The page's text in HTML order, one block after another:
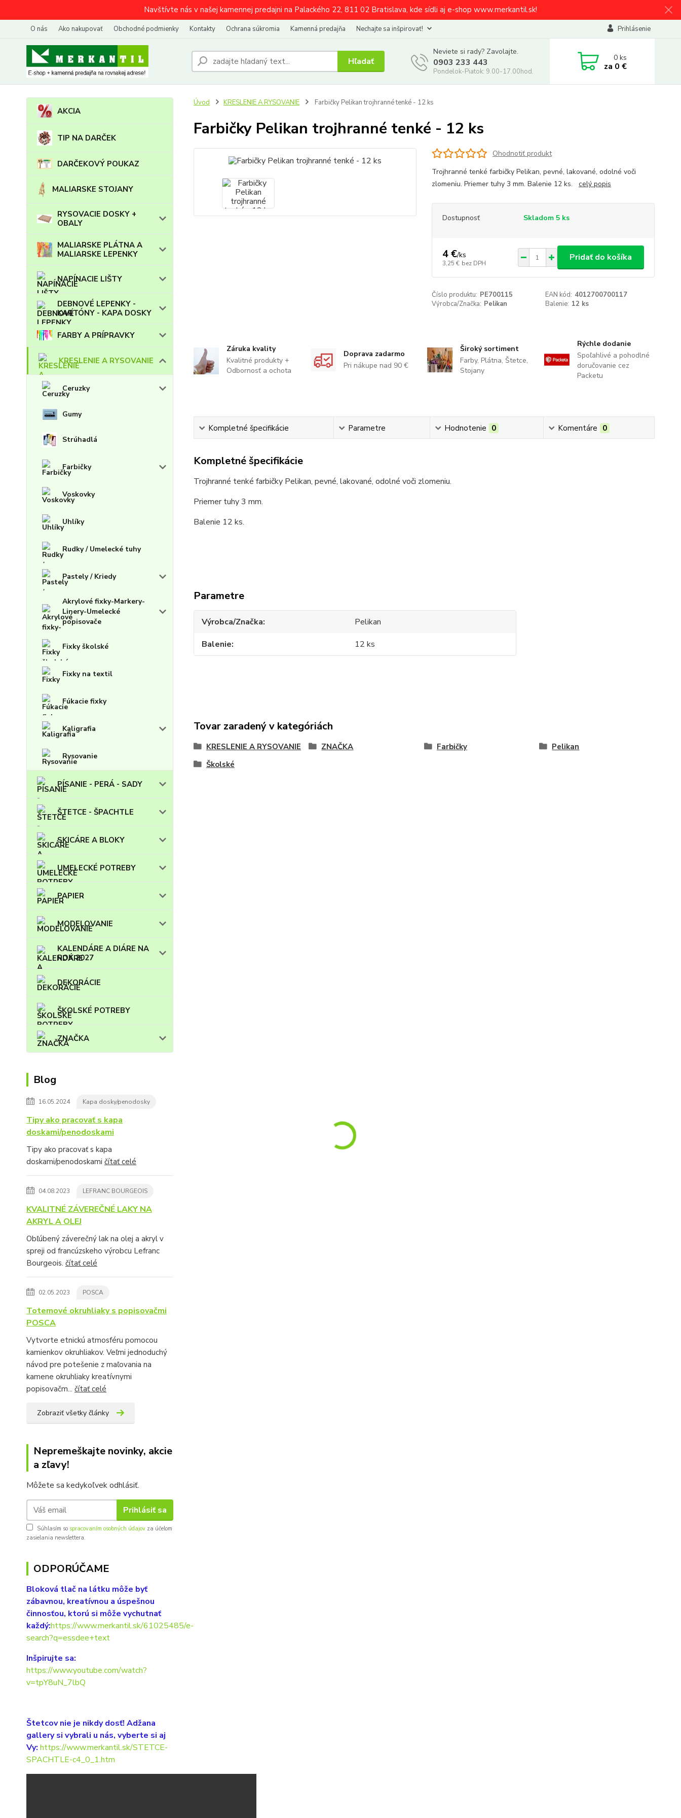
Navštívte nás v našej kamennej predajni na Palackého 22, 811 02 Bratislava, kde sídli aj e-shop www.merkantil.sk!
O nás Ako nakupovať Obchodné podmienky Kontakty Ochrana súkromia Kamenná predajňa Nechajte sa inšpirovať! Prihlásenie
Hľadať
Neviete si rady? Zavolajte.
0903 233 443
Pondelok-Piatok: 9.00-17.00hod.
0ks
za 0 €
AKCIA
TIP NA DARČEK
DARČEKOVÝ POUKAZ
MALIARSKE STOJANY
RYSOVACIE DOSKY +
OBALY
MALIARSKE PLÁTNA A
MALIARSKE LEPENKY
NAPÍNACIE LIŠTY
DEBNOVÉ LEPENKY -
KARTÓNY - KAPA DOSKY
FARBY A PRÍPRAVKY
KRESLENIE A RYSOVANIE
Ceruzky
Gumy
Strúhadlá
Farbičky
Voskovky
Uhlíky
Rudky / Umelecké tuhy
Pastely / Kriedy
Akrylové fixky-Markery-
Linery-Umelecké
popisovače
Fixky školské
Fixky na textil
Fúkacie fixky
Kaligrafia
Rysovanie
PÍSANIE - PERÁ - SADY
ŠTETCE - ŠPACHTLE
SKICÁRE A BLOKY
UMELECKÉ POTREBY
PAPIER
MODELOVANIE
KALENDÁRE A DIÁRE NA
ROK 2027
DEKORÁCIE
ŠKOLSKÉ POTREBY
ZNAČKA
Blog
16.05.2024 Kapa dosky/penodosky
Tipy ako pracovať s kapa
doskami/penodoskami
Tipy ako pracovať s kapa
doskami/penodoskami čítať celé
04.08.2023 LEFRANC BOURGEOIS
KVALITNÉ ZÁVEREČNÉ LAKY NA
AKRYL A OLEJ
Obľúbený záverečný lak na olej a akryl v
spreji od francúzskeho výrobcu Lefranc
Bourgeois. čítať celé
02.05.2023 POSCA
Totemové okruhliaky s popisovačmi
POSCA
Vytvorte etnickú atmosféru pomocou
kamienkov okruhliakov. Veľmi jednoduchý
návod pre potešenie z maľovania na
kamene okruhliaky kreatívnymi
popisovačm... čítať celé
Zobraziť všetky články
Nepremeškajte novinky, akcie
a zľavy!
Môžete sa kedykoľvek odhlásiť.
Prihlásiť sa
Súhlasím so spracovaním osobných údajov za účelom
zasielania newslettera.
ODPORÚČAME
Bloková tlač na látku môže byť
zábavnou, kreatívnou a úspešnou
činnosťou, ktorú si môže vychutnať
každý:https://www.merkantil.sk/61025485/e-
search?q=essdee+text
Inšpirujte sa:
https://www.youtube.com/watch?
v=tpY8uN_7lbQ
Štetcov nie je nikdy dosť! Adžana
gallery si vybrali u nás, vyberte si aj
Vy: https://www.merkantil.sk/STETCE-
SPACHTLE-c4_0_1.htm
Úvod KRESLENIE A RYSOVANIE Farbičky Pelikan trojhranné tenké - 12 ks
Farbičky Pelikan trojhranné tenké - 12 ks
Ohodnotiť produkt
Trojhranné tenké farbičky Pelikan, pevné, lakované, odolné voči
zlomeniu. Priemer tuhy 3 mm. Balenie 12 ks. celý popis
Dostupnosť Skladom 5 ks
4 €/ks
3,25 € bez DPH
Pridať do košíka
Číslo produktu: PE700115 EAN kód: 4012700700117
Výrobca/Značka: Pelikan Balenie: 12 ks
Záruka kvality
Kvalitné produkty +
Odbornosť a ochota
Doprava zadarmo
Pri nákupe nad 90 €
Široký sortiment
Farby, Plátna, Štetce,
Stojany
Rýchle dodanie
Spoľahlivé a pohodlné
doručovanie cez
Packetu
Kompletné špecifikácie Parametre Hodnotenie 0 Komentáre 0
Kompletné špecifikácie
Trojhranné tenké farbičky Pelikan, pevné, lakované, odolné voči zlomeniu.
Priemer tuhy 3 mm.
Balenie 12 ks.
Parametre
Výrobca/Značka
Pelikan
Balenie
12 ks
Tovar zaradený v kategóriách
KRESLENIE A RYSOVANIE ZNAČKA Farbičky
Pelikan
Školské